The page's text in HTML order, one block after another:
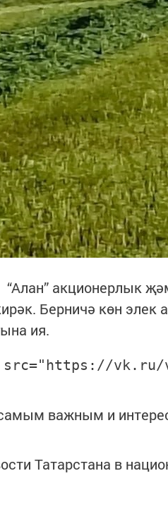
акционерлык
Берничә көн
ия.
важным и
Татарстана в